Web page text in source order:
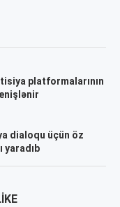
platformalarının
dialoqu üçün öz
yaradıb